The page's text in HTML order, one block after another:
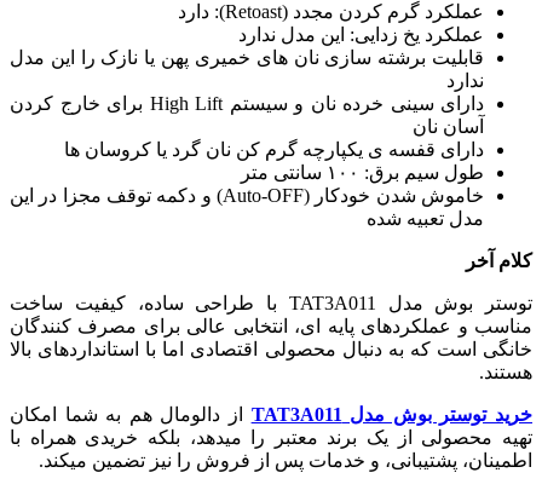
عملکرد گرم‌ کردن مجدد (Retoast): دارد
عملکرد یخ ‌زدایی: این مدل ندارد
قابلیت برشته ‌سازی نان ‌های خمیری پهن یا نازک را این مدل
ندارد
دارای سینی خرده‌ نان و سیستم High Lift برای خارج کردن
آسان نان
دارای قفسه ‌ی یکپارچه گرم‌ کن نان گرد یا کروسان ها
طول سیم برق: ۱۰۰ سانتی ‌متر
خاموش شدن خودکار (Auto-OFF) و دکمه توقف مجزا در این
مدل تعبیه شده
کلام آخر
توستر بوش مدل TAT3A011 با طراحی ساده، کیفیت ساخت
مناسب و عملکردهای پایه ‌ای، انتخابی عالی برای مصرف‌ کنندگان
خانگی است که به دنبال محصولی اقتصادی اما با استانداردهای بالا
هستند.
خرید توستر بوش مدل TAT3A011
از دالومال هم به شما امکان
تهیه محصولی از یک برند معتبر را میدهد، بلکه خریدی همراه با
اطمینان، پشتیبانی، و خدمات پس از فروش را نیز تضمین میکند.